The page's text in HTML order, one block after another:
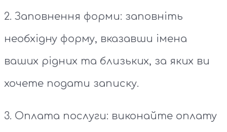
2. Заповнення форми: заповніть
необхідну форму, вказавши імена
ваших рідних та близьких, за яких ви
хочете подати записку.
3. Оплата послуги: виконайте оплату